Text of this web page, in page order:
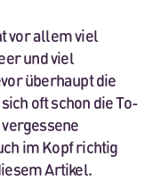
vor allem viel
und viel
überhaupt die
oft schon die To-
im Kopf richtig
Artikel.